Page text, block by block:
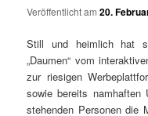
Veröffentlicht am20.
Still und heimlich hat
„Daumen“ vom
zur riesigen
sowie bereits namhaften
stehenden Personen die